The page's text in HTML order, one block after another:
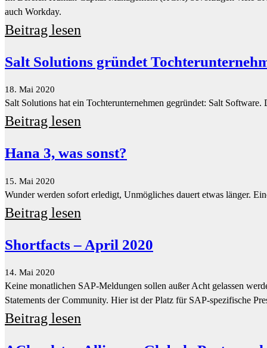
18. Mai 2020
Salt Solutions hat ein Tochterunternehmen gegründet: Salt
Beitrag lesen
Hana 3, was sonst?
15. Mai 2020
Beitrag lesen
Shortfacts – April 2020
14. Mai 2020
Keine monatlichen SAP-Meldungen sollen außer Acht gelassen
Statements der Community. Hier ist der Platz für SAP-spezifische
Beitrag lesen
ACloudster-Allianz – Globale
14. Mai 2020
globalen Einführung von SAP Business ByDesign zu reduzieren.